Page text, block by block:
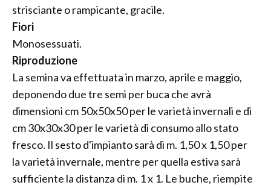
strisciante o rampicante, gracile.
Fiori
Monosessuati.
Riproduzione
La semina va effettuata in marzo, aprile e maggio,
deponendo due tre semi per buca che avrà
dimensioni cm 50x50x50 per le varietà invernali e di
cm 30x30x30 per le varietà di consumo allo stato
fresco. Il sesto d'impianto sarà di m. 1,50 x 1,50 per
la varietà invernale, mentre per quella estiva sarà
sufficiente la distanza di m. 1 x 1. Le buche, riempite